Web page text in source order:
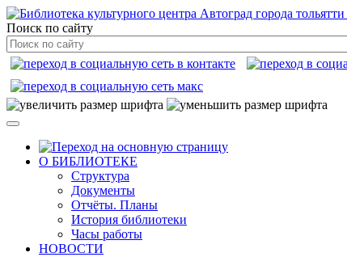
Поиск по сайту
О БИБЛИОТЕКЕ
Структура
Документы
Отчёты. Планы
История библиотеки
Часы работы
НОВОСТИ